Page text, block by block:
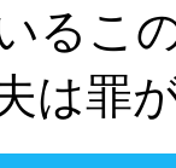
るこ
は罪